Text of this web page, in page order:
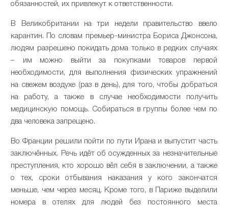
обязанностей, их привлекут к ответственности.
В Великобритании на три недели правительство ввело
карантин. По словам премьер-министра Бориса Джонсона,
людям разрешено покидать дома только в редких случаях
– им можно выйти за покупками товаров первой
необходимости, для выполнения физических упражнений
на свежем воздухе (раз в день), для того, чтобы добраться
на работу, а также в случае необходимости получить
медицинскую помощь. Собираться в группы более чем по
два человека запрещено.
Во Франции решили пойти по пути Ирана и выпустит часть
заключённых. Речь идёт об осужденных за незначительные
преступления, кто хорошо вёл себя в заключении, а также
о тех, сроки отбывания наказания у кого закончатся
меньше, чем через месяц. Кроме того, в Париже выделили
номера в отелях для людей без постоянного места